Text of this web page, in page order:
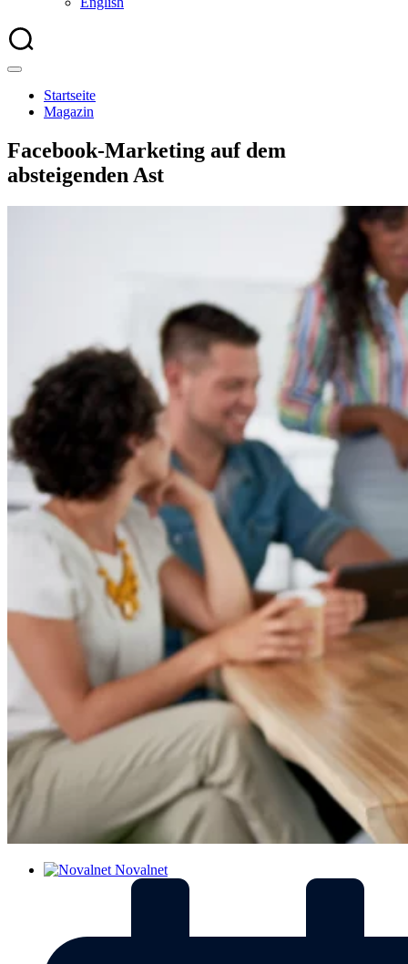
Startseite
Magazin
Facebook-Marketing auf dem
absteigenden Ast
Novalnet